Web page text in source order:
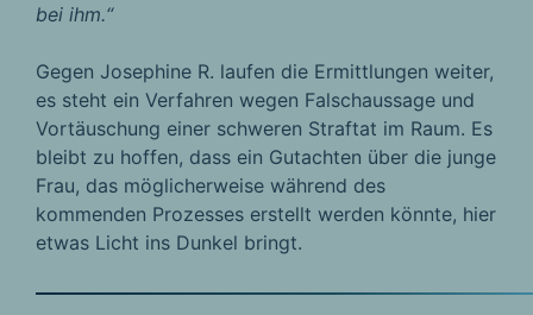
bei ihm.“
Gegen Josephine R. laufen die Ermittlungen weiter,
es steht ein Verfahren wegen Falschaussage und
Vortäuschung einer schweren Straftat im Raum. Es
bleibt zu hoffen, dass ein Gutachten über die junge
Frau, das möglicherweise während des
kommenden Prozesses erstellt werden könnte, hier
etwas Licht ins Dunkel bringt.